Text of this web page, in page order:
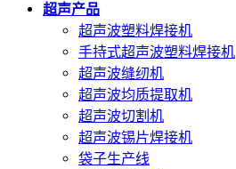
超声产品
超声波塑料焊接机
手持式超声波塑料焊接机
超声波缝纫机
超声波均质提取机
超声波切割机
超声波锡片焊接机
袋子生产线